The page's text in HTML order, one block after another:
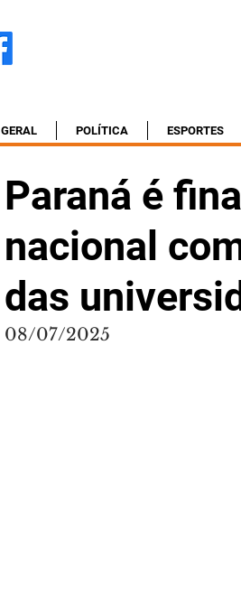
GERAL POLÍTICA ESPORTES
Paraná é
nacional
das
08/07/2025